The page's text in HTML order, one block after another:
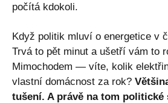
počítá kdokoli.
Když politik mluví o energetice v
Trvá to pět minut a ušetří vám to
Mimochodem — víte, kolik
vlastní domácnost za rok?
tušení. A právě na tom